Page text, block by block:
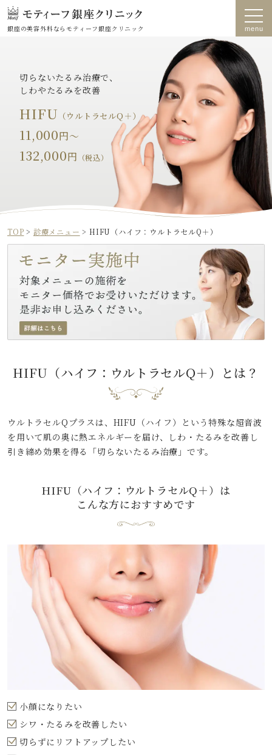
銀座の美容外科なら モティーフ銀座クリニック
切らないたるみ治療で、
しわやたるみを改善
HIFU （ウルトラセルQ＋）
11,000円～
132,000円 （税込）
TOP > 診療メニュー >HIFU（ハイフ：ウルトラセルQ＋）
HIFU（ハイフ：ウルトラセルQ＋） とは？
ウルトラセルQプラスは、HIFU（ハイフ）という特殊な超音波
を用いて肌の奥に熱エネルギーを届け、しわ・たるみを改善し
引き締め効果を得る「切らないたるみ治療」です。
HIFU（ハイフ：ウルトラセルQ＋）は
こんな方におすすめです
小顔になりたい
シワ・たるみを改善したい
切らずにリフトアップしたい